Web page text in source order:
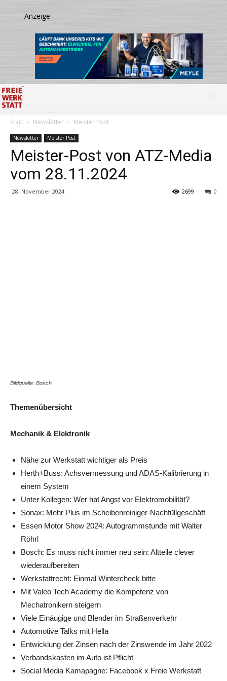
Start Newsletter Meister Post
Newsletter Meister Post
Meister-Post von ATZ-Media
vom 28.11.2024
28. November 2024 0
2699
Bildquelle: Bosch
Themenübersicht
Mechanik & Elektronik
Nähe zur Werkstatt wichtiger als Preis
Herth+Buss: Achsvermessung und ADAS-Kalibrierung in
einem System
Unter Kollegen: Wer hat Angst vor Elektromobilität?
Sonax: Mehr Plus im Scheibenreiniger-Nachfüllgeschäft
Essen Motor Show 2024: Autogrammstunde mit Walter
Röhrl
Bosch: Es muss nicht immer neu sein: Altteile clever
wiederaufbereiten
Werkstattrecht: Einmal Wintercheck bitte
Mit Valeo Tech Academy die Kompetenz von
Mechatronikern steigern
Viele Einäugige und Blender im Straßenverkehr
Automotive Talks mit Hella
Entwicklung der Zinsen nach der Zinswende im Jahr 2022
Verbandskasten im Auto ist Pflicht
Social Media Kamapagne: Facebook x Freie Werkstatt